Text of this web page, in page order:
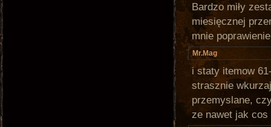
Bardzo miły
miesięcznej
mnie
Mr.Mag
i staty itemow
strasznie
przemyslane,
ze nawet jak